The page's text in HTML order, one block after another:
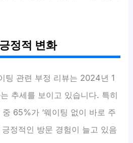
정적 변화
팅 관련 부정 리뷰는 2024년 1
추세를 보이고 있습니다. 특히
65%가 ‘웨이팅 없이 바로 주
정적인 방문 경험이 늘고 있음